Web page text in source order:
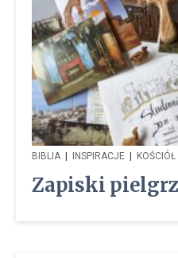
BIBLIA | INSPIRACJE | KOŚCIÓŁ
Zapiski